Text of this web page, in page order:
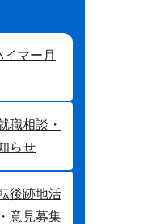
マー月
職相談・
らせ
後跡地活
意見募集